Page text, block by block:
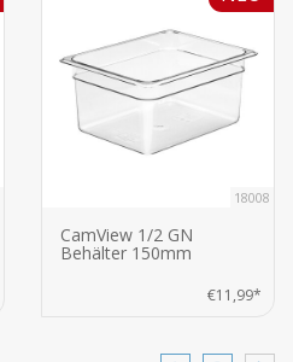
18008
CamView 1/2 GN
Behälter 150mm
€11,99*